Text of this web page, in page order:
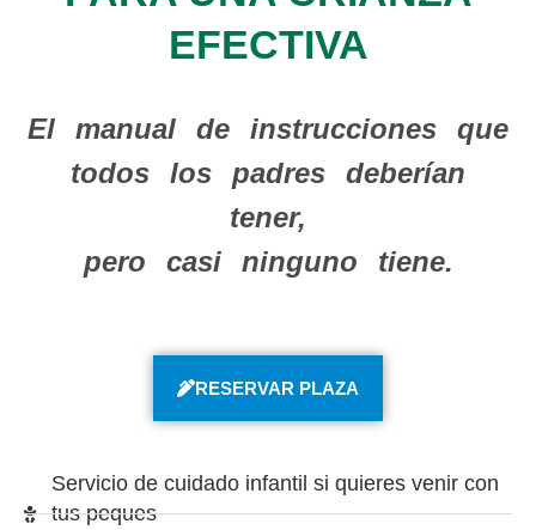
EFECTIVA
El manual de instrucciones que
todos los padres deberían
tener,
pero casi ninguno tiene.
RESERVAR PLAZA
Servicio de cuidado infantil si quieres venir con
tus peques